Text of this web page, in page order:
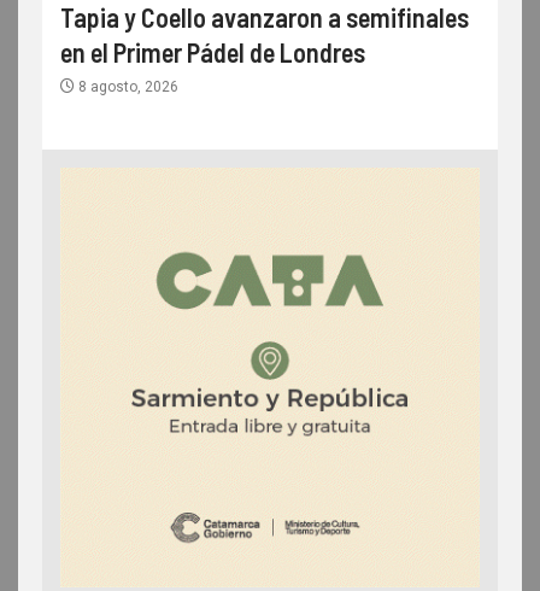
Tapia y Coello avanzaron a semifinales
en el Primer Pádel de Londres
8 agosto, 2026